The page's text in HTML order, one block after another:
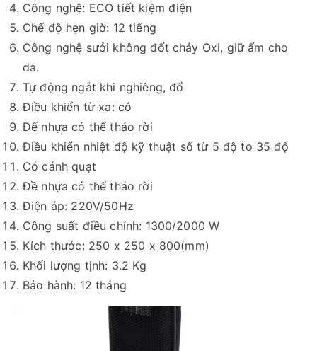
Công nghệ: ECO tiết kiệm điện
Chế độ hẹn giờ: 12 tiếng
Công nghệ sưởi không đốt cháy Oxi, giữ ấm cho
da.
Tự động ngắt khi nghiêng, đổ
Điều khiển từ xa: có
Đế nhựa có thể tháo rời
Điều khiển nhiệt độ kỹ thuật số từ 5 độ to 35 độ
Có cánh quạt
Đề nhựa có thể tháo rời
Điện áp: 220V/50Hz
Công suất điều chỉnh: 1300/2000 W
Kích thước: 250 x 250 x 800(mm)
Khối lượng tịnh: 3.2 Kg
Bảo hành: 12 tháng